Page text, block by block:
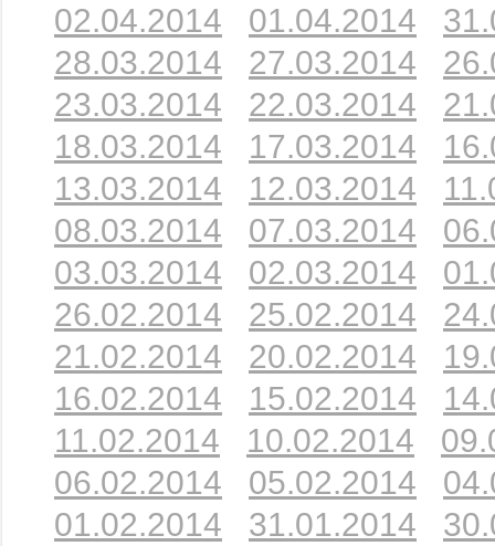
02.04.2014
01.04.2014
28.03.2014
27.03.2014
23.03.2014
22.03.2014
18.03.2014
17.03.2014
13.03.2014
12.03.2014
08.03.2014
07.03.2014
03.03.2014
02.03.2014
26.02.2014
25.02.2014
21.02.2014
20.02.2014
16.02.2014
15.02.2014
11.02.2014
10.02.2014
06.02.2014
05.02.2014
01.02.2014
31.01.2014